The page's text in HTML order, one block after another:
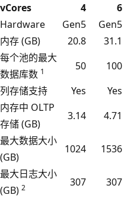
vCores
4 6
Hardware
Gen5 Gen5
内存 (GB)
20.8 31.1
每个池的最大
数据库数 1 50 100
列存储支持
Yes Yes
内存中 OLTP
存储 (GB)
3.14 4.71
最大数据大小
(GB)
1024 1536
最大日志大小
(GB) 2 307 307